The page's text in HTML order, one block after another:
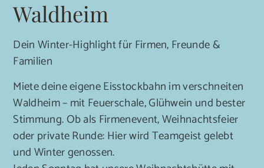
Waldheim
Dein Winter-Highlight für Firmen, Freunde &
Familien
Miete deine eigene Eisstockbahn im verschneiten
Waldheim – mit Feuerschale, Glühwein und bester
Stimmung. Ob als Firmenevent, Weihnachtsfeier
oder private Runde: Hier wird Teamgeist gelebt
und Winter genossen.